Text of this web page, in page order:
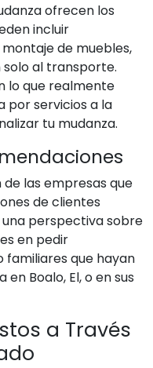
ofrecen los
incluir
de muebles,
al transporte.
lo que realmente
por servicios a la
tu mudanza.
las empresas que
de clientes
perspectiva sobre
en pedir
familiares que hayan
Boalo, El, o en sus
a Través